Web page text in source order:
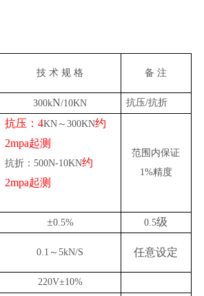
技 术 规 格 备 注
300kN/10KN 抗压/抗折
抗压： 4KN～ 300KN约
2mpa起测
抗折： 500N-10KN约
2mpa起测
范围内保证
1%精度
±0.5% 0.5级
0.1 ～5kN/S 任意设定
220V±10%